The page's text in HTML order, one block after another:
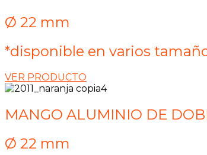
Ø 22 mm
*disponible en varios
VER PRODUCTO
MANGO ALUMINIO DE
Ø 22 mm